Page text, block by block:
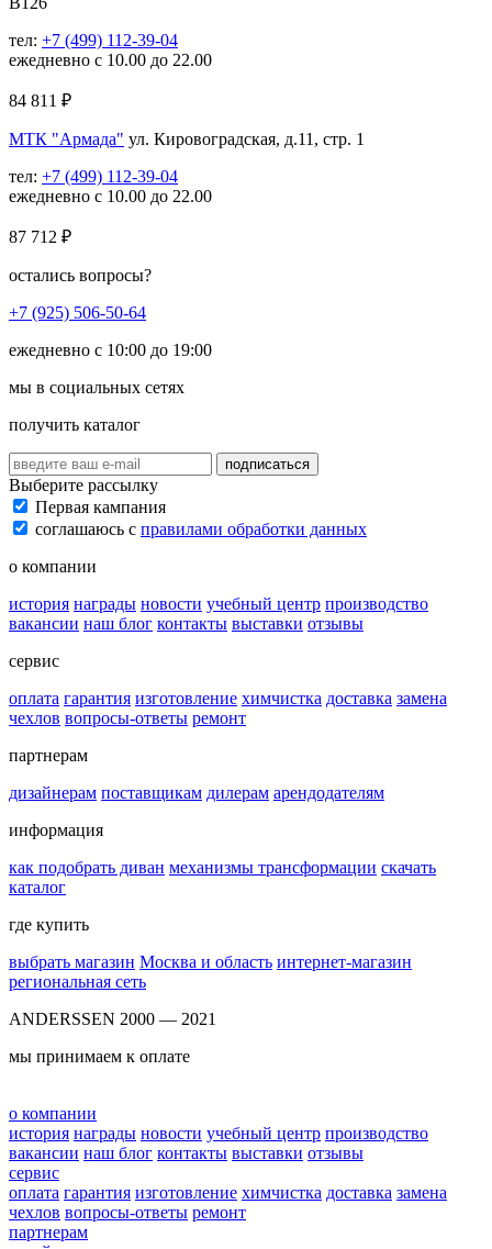
тел: +7 (499) 112-39-04
ежедневно с 10.00 до 22.00
84 811 ₽
МТК "Армада" ул. Кировоградская, д.11, стр. 1
тел: +7 (499) 112-39-04
ежедневно с 10.00 до 22.00
87 712 ₽
остались вопросы?
+7 (925) 506-50-64
ежедневно с 10:00 до 19:00
мы в социальных сетях
получить каталог
подписаться
Выберите рассылку
Первая кампания
соглашаюсь с правилами обработки данных
о компании
история награды новости учебный центр производство
вакансии наш блог контакты выставки отзывы
сервис
оплата гарантия изготовление химчистка доставка замена
чехлов вопросы-ответы ремонт
партнерам
дизайнерам поставщикам дилерам арендодателям
информация
как подобрать диван механизмы трансформации скачать
каталог
где купить
выбрать магазин Москва и область интернет-магазин
региональная сеть
ANDERSSEN 2000 — 2021
мы принимаем к оплате
о компании
история награды новости учебный центр производство
вакансии наш блог контакты выставки отзывы
сервис
оплата гарантия изготовление химчистка доставка замена
чехлов вопросы-ответы ремонт
партнерам